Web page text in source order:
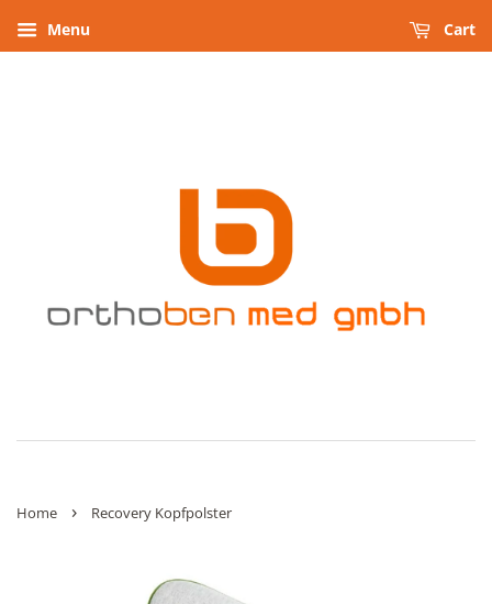
Menu Cart
Home › Recovery Kopfpolster